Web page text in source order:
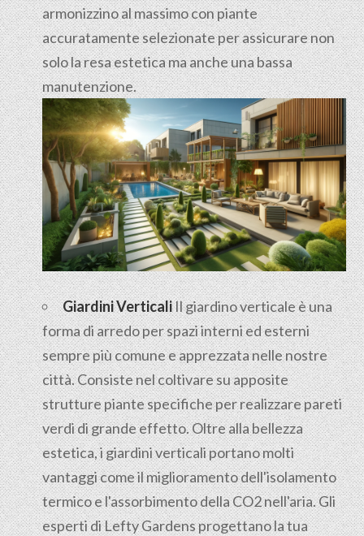
armonizzino al massimo con piante
accuratamente selezionate per assicurare non
solo la resa estetica ma anche una bassa
manutenzione.
Giardini VerticaliIl giardino verticale è una
forma di arredo per spazi interni ed esterni
sempre più comune e apprezzata nelle nostre
città. Consiste nel coltivare su apposite
strutture piante specifiche per realizzare pareti
verdi di grande effetto. Oltre alla bellezza
estetica, i giardini verticali portano molti
vantaggi come il miglioramento dell'isolamento
termico e l'assorbimento della CO2 nell'aria. Gli
esperti di Lefty Gardens progettano la tua